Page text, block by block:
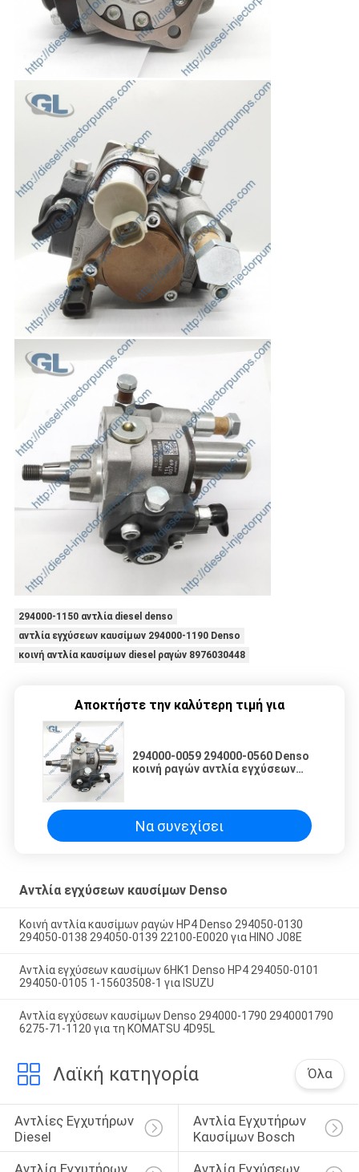
294000-1150 αντλία diesel denso
αντλία εγχύσεων καυσίμων 294000-1190 Denso
κοινή αντλία καυσίμων diesel ραγών 8976030448
Αποκτήστε την καλύτερη τιμή για
294000-0059 294000-0560 Denso
κοινή ραγών αντλία εγχύσεων
Να συνεχίσει
Αντλία εγχύσεων καυσίμων Denso
Κοινή αντλία καυσίμων ραγών HP4 Denso 294050-0130
294050-0138 294050-0139 22100-E0020 για HINO J08E
Αντλία εγχύσεων καυσίμων 6HK1 Denso HP4 294050-0101
294050-0105 1-15603508-1 για ISUZU
Αντλία εγχύσεων καυσίμων Denso 294000-1790 2940001790
6275-71-1120 για τη KOMATSU 4D95L
Λαϊκή κατηγορία Όλα
Αντλίες Εγχυτήρων
Diesel
Αντλία Εγχυτήρων
Καυσίμων Bosch
Αντλία Εγχυτήρων
Αντλία Εγχύσεων